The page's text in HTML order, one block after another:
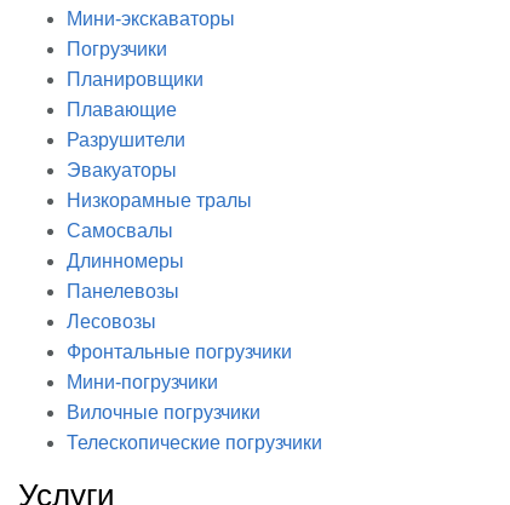
Мини-экскаваторы
Погрузчики
Планировщики
Плавающие
Разрушители
Эвакуаторы
Низкорамные тралы
Самосвалы
Длинномеры
Панелевозы
Лесовозы
Фронтальные погрузчики
Мини-погрузчики
Вилочные погрузчики
Телескопические погрузчики
Услуги